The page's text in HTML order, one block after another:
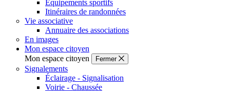
Equipements sportifs
Itinéraires de randonnées
Vie associative
Annuaire des associations
En images
Mon espace citoyen
Mon espace citoyen
Fermer
Signalements
Éclairage - Signalisation
Voirie - Chaussée